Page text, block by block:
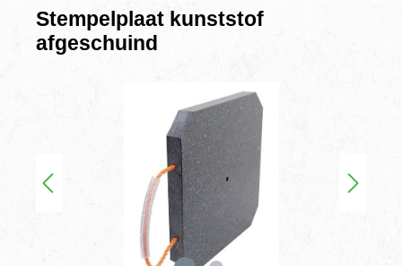
Stempelplaat kunststof
afgeschuind